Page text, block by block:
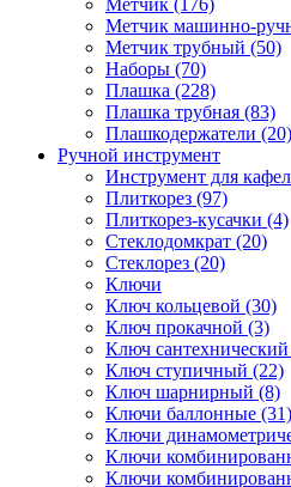
Метчик машинно-
Метчик трубный (50)
Наборы (70)
Плашка (228)
Плашка трубная (83)
Плашкодержатели (20)
Ручной инструмент
Инструмент для
Плиткорез (97)
Плиткорез-кусачки (4)
Стеклодомкрат (20)
Стеклорез (20)
Ключи
Ключ кольцевой (30)
Ключ прокачной (3)
Ключ
Ключ ступичный (22)
Ключ шарнирный (8)
Ключи баллонные (31)
Ключи
Ключи
Ключи